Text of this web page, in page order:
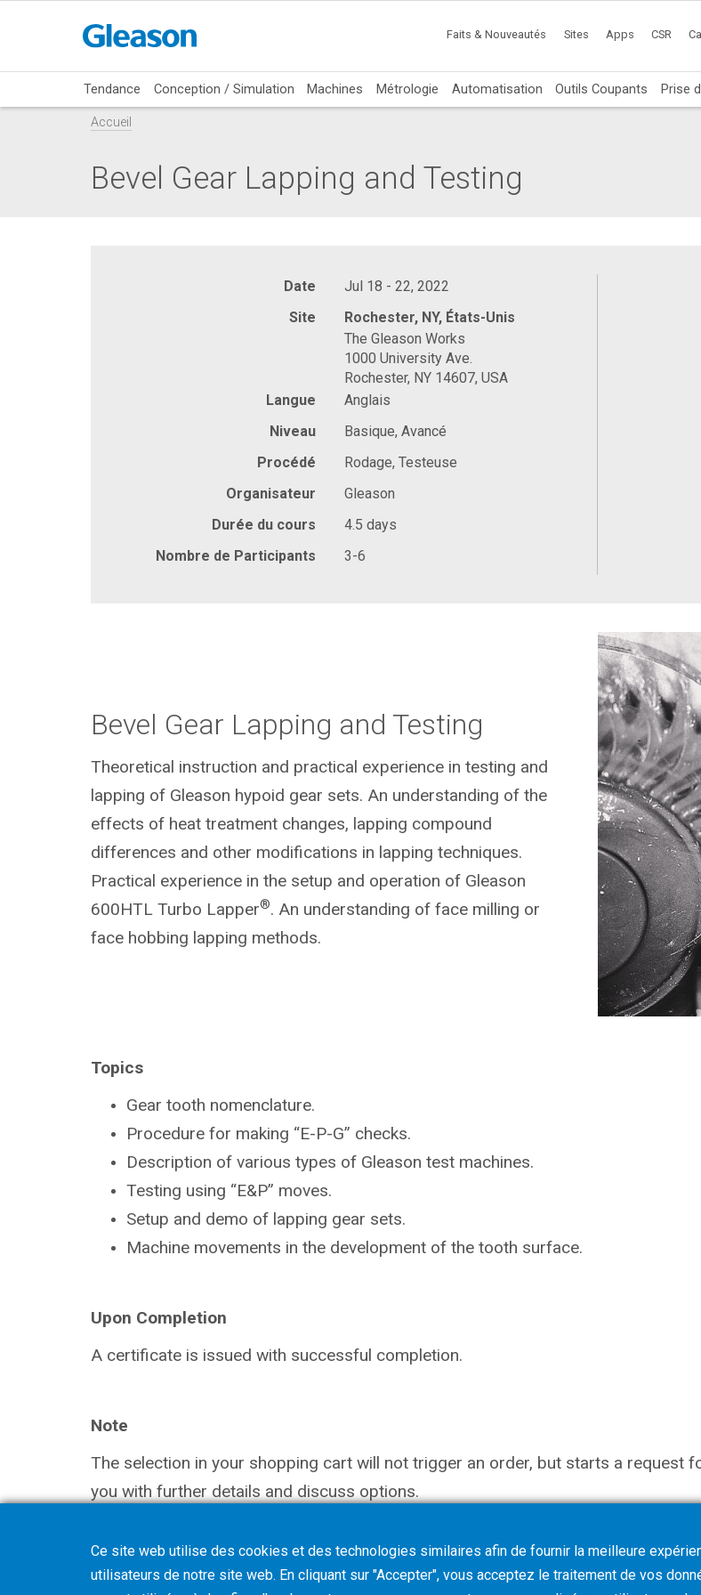
Faits & Nouveautés Sites Apps CSR
Tendance Conception / Simulation Machines Métrologie Automatisation Outils Coupants Prise
Accueil
Bevel Gear Lapping and Testing
Date
Jul 18 - 22, 2022
Site
Rochester, NY, États-Unis
The Gleason Works
1000 University Ave.
Rochester, NY 14607, USA
Langue
Anglais
Niveau
Basique, Avancé
Procédé
Rodage, Testeuse
Organisateur
Gleason
Durée du cours
4.5 days
Nombre de Participants
3-6
Bevel Gear Lapping and Testing
Theoretical instruction and practical experience in testing and
lapping of Gleason hypoid gear sets. An understanding of the
effects of heat treatment changes, lapping compound
differences and other modifications in lapping techniques.
Practical experience in the setup and operation of Gleason
600HTL Turbo Lapper®. An understanding of face milling or
face hobbing lapping methods.
Topics
Gear tooth nomenclature.
Procedure for making “E-P-G” checks.
Description of various types of Gleason test machines.
Testing using “E&P” moves.
Setup and demo of lapping gear sets.
Machine movements in the development of the tooth surface.
Upon Completion
A certificate is issued with successful completion.
Note
The selection in your shopping cart will not trigger an order, but starts a request
you with further details and discuss options.
Ce site web utilise des cookies et des technologies similaires afin de fournir la meilleure
utilisateurs de notre site web. En cliquant sur "Accepter", vous acceptez le traitement de vos